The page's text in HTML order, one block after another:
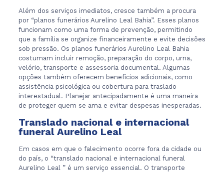
Além dos serviços imediatos, cresce também a procura
por “planos funerários Aurelino Leal Bahia”. Esses planos
funcionam como uma forma de prevenção, permitindo
que a família se organize financeiramente e evite decisões
sob pressão. Os planos funerários Aurelino Leal Bahia
costumam incluir remoção, preparação do corpo, urna,
velório, transporte e assessoria documental. Algumas
opções também oferecem benefícios adicionais, como
assistência psicológica ou cobertura para traslado
interestadual. Planejar antecipadamente é uma maneira
de proteger quem se ama e evitar despesas inesperadas.
Translado nacional e internacional
funeral Aurelino Leal
Em casos em que o falecimento ocorre fora da cidade ou
do país, o “translado nacional e internacional funeral
Aurelino Leal ” é um serviço essencial. O transporte